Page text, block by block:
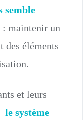
semble
: maintenir un
des éléments
et leurs
le système